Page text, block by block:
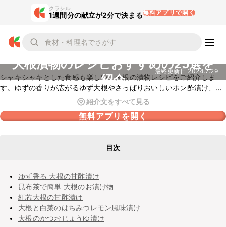
クラシル
1週間分の献立が2分で決まる無料アプリで開く
大根漬物のレシピおすすめの25選を
紹介
最終更新日 2024.7.29
シャキシャキとした食感も楽しい、大根の漬物レシピをご紹介しま
す。ゆずの香りが広がるゆず大根やさっぱりおいしいポン酢漬け、ス
パイスを効かせたインド風ピクルスなど、幅広くピックアップ！大根
の消費にもおすすめです。即席で作る大根キムチの「カクテキ」はお
酒のおつまみにもぴったり！
紹介文をすべて見る
無料アプリを開く
目次
ゆず香る 大根の甘酢漬け
昆布茶で簡単 大根のお漬け物
紅芯大根の甘酢漬け
大根と白菜のはちみつレモン風味漬け
大根のかつおじょうゆ漬け